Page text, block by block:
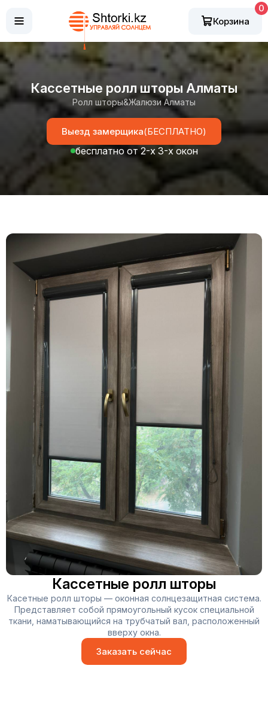
0
Корзина
Кассетные ролл шторы Алматы
Ролл шторы&Жалюзи Алматы
Выезд замерщика(БЕСПЛАТНО)
бесплатно от 2-х 3-х окон
Кассетные ролл шторы
Касетные ролл шторы — оконная солнцезащитная система.
Представляет собой прямоугольный кусок специальной
ткани, наматывающийся на трубчатый вал, расположенный
вверху окна.
Заказать сейчас